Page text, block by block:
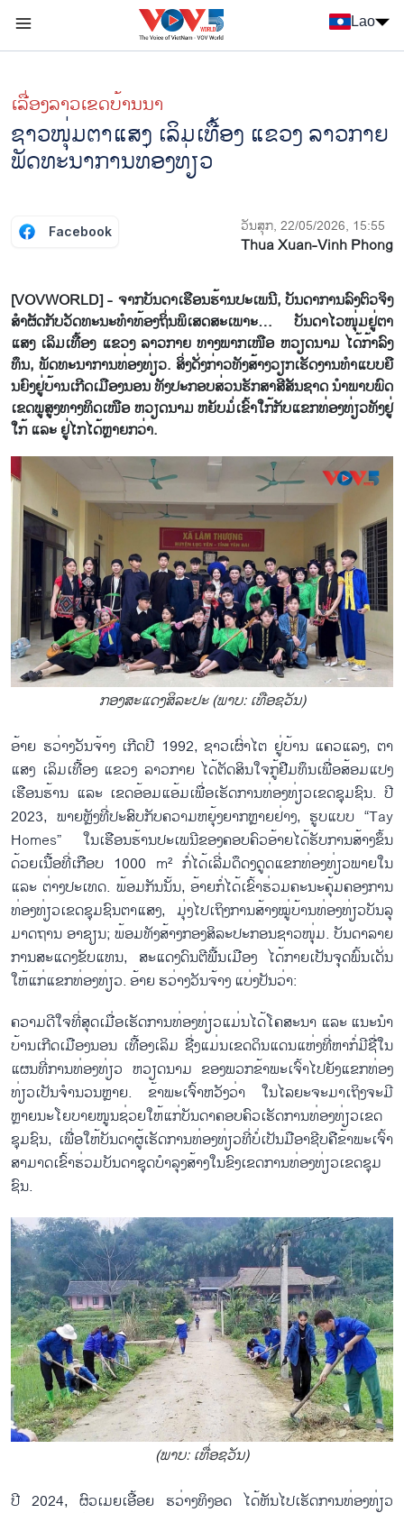
Lao
ເລື່ອງ​ລາວ​ເ​ຂດ​ບ້ານ​ນາ
ຊາວ​ໜຸ່ມ​ຕາ​ແສງ ເລິມ​ເທື້ອງ ແຂວງ ລາວ​ກາຍ
ພັດ​ທະ​ນາ​ການ​ທ່ອງ​ທ່ຽວ
Facebook ວັນສຸກ, 22/05/2026, 15:55
Thua Xuan-Vinh Phong
[VOVWORLD] - ຈາກ​ບັນ​ດາ​ເຮືອນ​ຮ້ານ​ປະ​ເພ​ນີ, ບັນ​ດາ​ການ​ລົງ​ຕົວ​ຈິງ​
ສຳ​ຜັດ​ກັບວັດ​ທະ​ນະ​ທຳ​ທ້ອງ​ຖິ່ນ​ພິ​ເສດ​ສະ​ເພາະ… ບັນ​ດາ​ໄວໜຸ່ມ​ຢູ່ຕາ
ແສງ ເລິມ​ເທື້ອງ ແຂວງ ລາວ​ກາຍ ທາງ​ພາກ​ເໜື​ອ ຫວຽດ​ນາມ ໄດ້​ກ້າ​ລົງ​
ທຶນ, ພັດ​ທະ​ນາ​ການ​ທ່ອງ​ທ່ຽວ. ສິ່ງ​ດັ່ງ​ກ່າວ​ທັງ​ສ້າງວຽກ​ເຮັດ​ງານ​ທຳ​ແບບ​ຍື​
ນ​ຍົງຢູ່​ບ້ານ​ເກີດ​ເມືອງນອນ ທັງ​ປະ​ກອບສ່ວນ​ຮັກ​ສາ​ສີ​ສັນ​ຊາດ ນຳ​ພາບ​ພົດ​
ເຂດ​ພູ​ສູງ​ທາງ​ທິດ​ເໜືອ ຫວຽດ​ນາມ ຫຍັບ​ມໍ່​ເຂົ້າ​ໃກ້ກັບ​ແຂກ​ທ່ອງ​ທ່ຽວ​ທັງ​ຢູ່​
ໃກ້ ແລະ ຢູ່​ໄກ​ໄດ້ຫຼາຍ​ກວ່າ.
ກອງ​ສະ​ແດງ​ສິ​ລະ​ປະ (ພາບ: ເທືອ​ຊວັນ)
ອ້າຍ ຮວ່າງວັນ​ຈ້າງ ເກີດ​ປີ 1992, ຊາວ​ເຜົ່າ​ໄຕ ຢູ່​ບ້ານ ແຄວ​ແລງ, ​ຕາ​
ແສງ ເລິມ​ເທື້ອງ ແຂວງ ລາວ​ກາຍ ໄດ້​ຕັດ​ສິນ​ໃຈ​ກູ້​ຢືມ​ທຶນ​ເພື່ອ​ສ້ອມ​ແປງ​
ເຮືອນ​ຮ້ານ ແລະ ເຂດ​ອ້ອມ​ແອ້ມ​ເພື່ອ​ເຮັດ​ການ​ທ່ອງ​ທ່ຽວ​ເຂດ​ຊຸມ​ຊົນ. ປີ
2023, ພາຍຫຼັງ​ທີ່​ປະ​ສົບ​ກັບ​ຄວາມ​ຫຍຸ້ງ​ຍາກຫຼາຍ​ຢ່າງ, ຮູບ​ແບບ “Tay
Homes” ໃນ​ເຮືອນ​ຮ້ານ​ປະ​ເພ​ນີ​ຂອງ​ຄອບ​ຄົວ​ອ້າຍ​ໄດ້​ຮັບ​ການ​ສ້າງ​ຂຶ້ນ
ດ້ວຍ​ເນື້ອ​ທີ່​​ເກືອບ 1000 m² ກໍ່ໄດ້ເລີ່ມ​ດຶດງ​ດູດ​ແຂກ​ທ່ອງ​ທ່ຽວ​ພາຍ​ໃນ
ແລະ ຕ່າງ​ປະ​ເທດ. ພ້ອມ​ກັນ​ນັ້ນ, ອ້າຍ​ກໍ່ໄດ້​ເຂົ້າ​ຮ່ວມ​ຄະ​ນະ​ຄຸ້ມ​ຄອງ​ການ​
ທ່ອງ​ທ່ຽວ​ເຂດ​ຊຸມ​ຊົນ​ຕາ​ແສງ, ມຸ່ງ​ໄປ​ເຖິງ​ການ​ສ້າງ​ໝູ່​ບ້ານ​ທ່ອງ​ທ່ຽວ​ບັນ​ລຸ​
ມາດ​ຖານ ອາ​ຊຽນ; ພ້ອມ​ທັງ​ສ້າງກອງ​ສິ​ລະ​ປະ​ກອນ​ຊາວ​ໜຸ່ມ. ບັນ​ດາ​ລາຍ​
ການ​ສະ​ແດງ​ຂັບ​ແທນ, ສະ​ແດງ​ດົນ​ຕີ​ພື້ນ​ເມືອງ ໄດ​້​ກາຍ​ເປັນ​ຈຸດ​ພົ້ນ​ເດັ່ນ​
ໃຫ້​ແກ່​ແຂກ​ທ່ອງ​ທ່ຽວ. ອ້າຍ ຮວ່າງວັນ​ຈ້າງ ແບ່ງ​ປັນ​ວ່າ:
ຄວາມ​ດີໃຈ​ທີ່​ສຸດ​ເມື່ອ​ເຮັດ​ການ​ທ່ອງ​ທ່ຽວ​ແມ່ນ​ໄດ້​ໂຄ​ສະ​ນາ ແລະ ແນະ​ນຳ​
ບ້ານ​ເກີດ​ເມືອງນອນ ເທື້ອງ​ເລິມ ຊື່ງ​ແມ່ນ​ເຂດ​ດິນ​ແດນ​ແຫ່ງ​ທີ່​ຫາກໍ່​ມີ​ຊື່​ໃນ​
ແຜນ​ທີ່​ການ​ທ່ອງ​ທ່ຽວ ຫວຽດ​ນາມ ຂອງ​ພວກ​ຂ້າ​ພະ​ເຈົ້າໄປຍັງ​ແຂກ​ທ່ອງ​
ທ່ຽວ​ເປັນ​ຈຳ​ນວນຫຼາຍ. ຂ້າ​ພະ​ເຈົ້າຫວັງ​ວ່າ ໃນ​ໄລ​ຍະ​ຈະ​ມາ​ເຖິງ​ຈະ​ມີ
ຫຼາຍ​ນະ​ໂຍ​ບາຍ​ໜູນ​ຊ່ວຍ​ໃຫ້​ແກ່​ບັນ​ດາ​ຄອບ​ຄົວ​ເຮັດ​ການ​ທ່ອງ​ທ່ຽວ​ເຂດ​
ຊຸມ​ຊົນ, ເພື່ອ​ໃຫ້​ບັນ​ດາ​ຜູ້​ເຮັດ​ການ​ທ່ອງ​ທ່ຽວທີ່​ບໍ່​ເປັນມືອາຊີບຄືຂ້າ​ພະ​ເຈົ້າ
ສາ​ມາດ​ເຂົ້າ​ຮ່ວມ​ບັນ​ດາ​ຊຸດ​ບຳ​ລຸງ​ສ້າງ​ໃນ​ຂົງ​ເຂດການ​ທ່ອງ​ທ່ຽວ​ເຂດ​ຊຸມ​
ຊົນ.
(ພາບ: ເທື່ອ​ຊວັນ)
ປີ 2024, ຜົວ​ເມຍ​ເອື້ອຍ ຮວ່າງ​ທິ​ງອດ ໄດ້​ຫັນ​ໄປ​ເຮັດ​ການ​ທ່ອງ​ທ່ຽວ